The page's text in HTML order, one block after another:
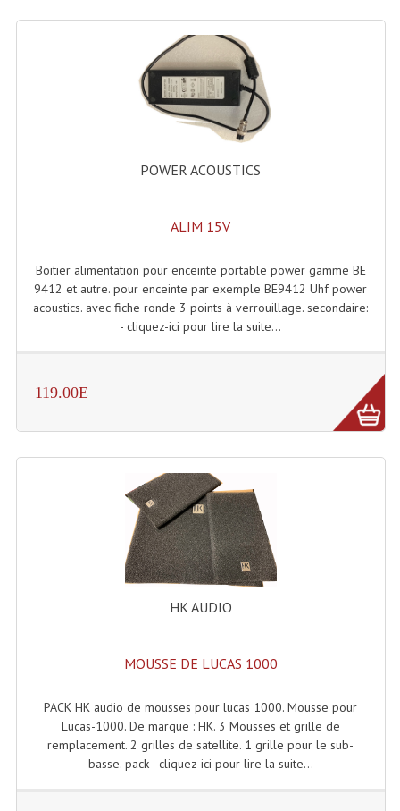
POWER ACOUSTICS
ALIM 15V
Boitier alimentation pour enceinte portable power gamme BE
9412 et autre. pour enceinte par exemple BE9412 Uhf power
acoustics. avec fiche ronde 3 points à verrouillage. secondaire:
- cliquez-ici pour lire la suite...
119.00E
HK AUDIO
MOUSSE DE LUCAS 1000
PACK HK audio de mousses pour lucas 1000. Mousse pour
Lucas-1000. De marque : HK. 3 Mousses et grille de
remplacement. 2 grilles de satellite. 1 grille pour le sub-
basse. pack - cliquez-ici pour lire la suite...